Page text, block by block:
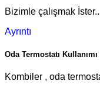
Bizimle çalışmak
Ayrıntı
Oda Termostatı Kullanımı
Kombiler , oda